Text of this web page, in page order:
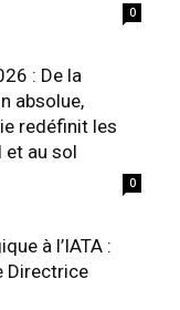
0
: De la
absolue,
redéfinit les
et au sol
0
à l’IATA :
Directrice